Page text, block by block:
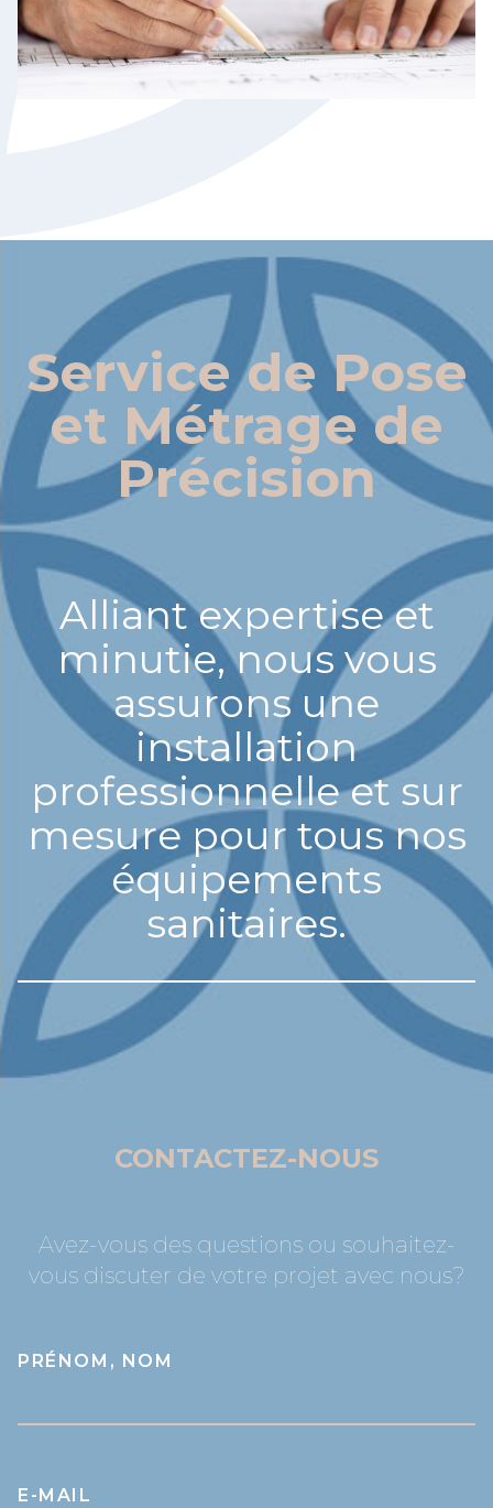
Service de Pose
et Métrage de
Précision
Alliant expertise et
minutie, nous vous
assurons une
installation
professionnelle et sur
mesure pour tous nos
équipements
sanitaires.
CONTACTEZ-NOUS
Avez-vous des questions ou souhaitez-
vous discuter de votre projet avec nous?
PRÉNOM, NOM
E-MAIL